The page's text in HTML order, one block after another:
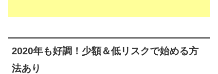
2020年も好調！少額＆低リスクで始める方
法あり